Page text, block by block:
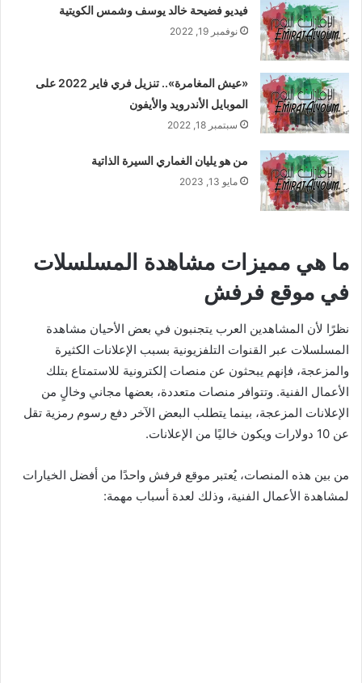
فيديو فضيحة خالد يوسف وشمس الكويتية
نوفمبر 19, 2022
«عيش المغامرة».. تنزيل فري فاير 2022 على
الموبايل الأندرويد والأيفون
سبتمبر 18, 2022
من هو يليان الغماري السيرة الذاتية
مايو 13, 2023
ما هي مميزات مشاهدة المسلسلات
في موقع فرفش
نظرًا لأن المشاهدين العرب يتجنبون في بعض الأحيان مشاهدة
المسلسلات عبر القنوات التلفزيونية بسبب الإعلانات الكثيرة
والمزعجة، فإنهم يبحثون عن منصات إلكترونية للاستمتاع بتلك
الأعمال الفنية. وتتوافر منصات متعددة، بعضها مجاني وخالٍ من
الإعلانات المزعجة، بينما يتطلب البعض الآخر دفع رسوم رمزية تقل
عن 10 دولارات ويكون خاليًا من الإعلانات.
من بين هذه المنصات، يُعتبر موقع فرفش واحدًا من أفضل الخيارات
لمشاهدة الأعمال الفنية، وذلك لعدة أسباب مهمة: